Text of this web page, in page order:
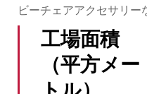
ビーチェアアクセサリー
工場面積
（平方メー